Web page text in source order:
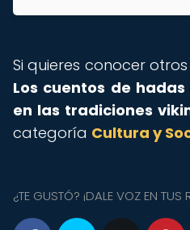
Si quieres conocer
Los cuentos de
en las tradiciones
categoría Cultura y
¿TE GUSTÓ? ¡DALE VOZ EN TUS